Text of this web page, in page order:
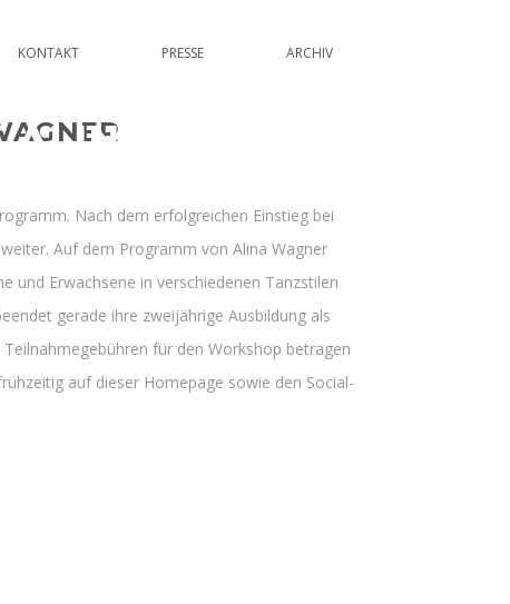
KONTAKT PRESSE ARCHIV
WAGNER
Nach dem erfolgreichen Einstieg bei
Auf dem Programm von Alina Wagner
und Erwachsene in verschiedenen Tanzstilen
gerade ihre zweijährige Ausbildung als
für den Workshop betragen
auf dieser Homepage sowie den Social-